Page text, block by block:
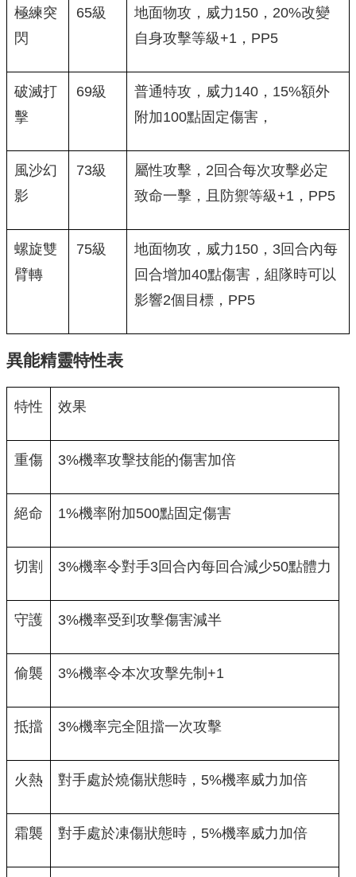
極練突
閃
65級
地面物攻，威力150，20%改變
自身攻擊等級+1，PP5
破滅打
擊
69級
普通特攻，威力140，15%額外
附加100點固定傷害，
風沙幻
影
73級
屬性攻擊，2回合每次攻擊必定
致命一擊，且防禦等級+1，PP5
螺旋雙
臂轉
75級
地面物攻，威力150，3回合內每
回合增加40點傷害，組隊時可以
影響2個目標，PP5
異能精靈特性表
特性 效果
重傷 3%機率攻擊技能的傷害加倍
絕命 1%機率附加500點固定傷害
切割 3%機率令對手3回合內每回合減少50點體力
守護 3%機率受到攻擊傷害減半
偷襲 3%機率令本次攻擊先制+1
抵擋 3%機率完全阻擋一次攻擊
火熱 對手處於燒傷狀態時，5%機率威力加倍
霜襲 對手處於凍傷狀態時，5%機率威力加倍